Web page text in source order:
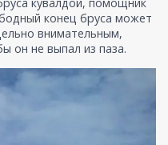
конец бруса может
внимательным,
он не выпал из паза.